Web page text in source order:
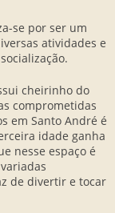
se por ser um
atividades e
cheirinho do
comprometidas
em Santo André é
idade ganha
nesse espaço é
de divertir e tocar